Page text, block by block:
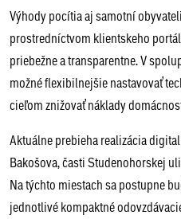
Výhody pocítia aj samotní
prostredníctvom klientskeho
priebežne a transparentne. V
možné flexibilnejšie nastavovať
cieľom znižovať náklady
Aktuálne prebieha realizácia
Bakošova, časti Studenohorskej
Na týchto miestach sa postupne
jednotlivé kompaktné